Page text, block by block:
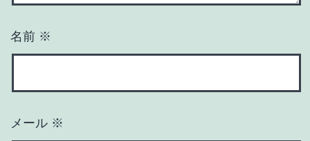
名前 ※
メール ※